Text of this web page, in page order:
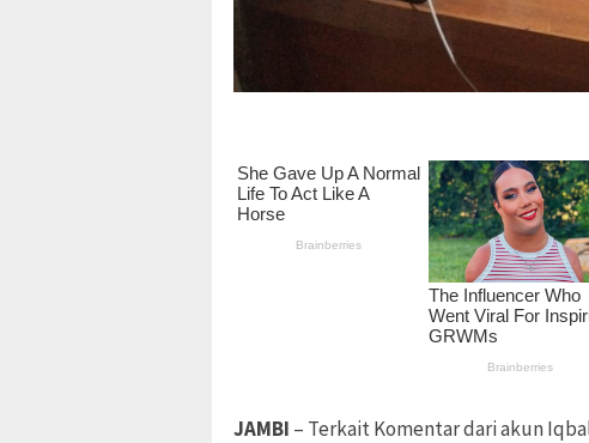
JAMBI – Terkait Komentar dari akun